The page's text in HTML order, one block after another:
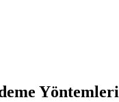
Yöntemleri